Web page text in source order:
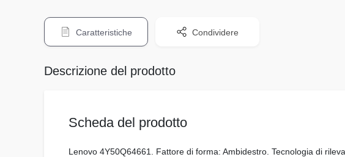
Caratteristiche Condividere
Descrizione del prodotto
Scheda del prodotto
Lenovo 4Y50Q64661. Fattore di forma: Ambidestro. Tecnologia di